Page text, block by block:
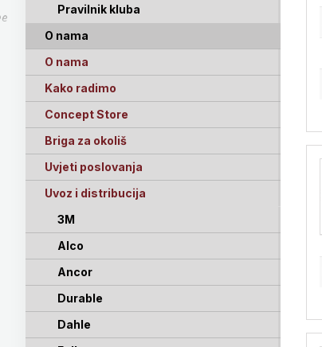
Pravilnik kluba
O nama
O nama
Kako radimo
Concept Store
Briga za okoliš
Uvjeti poslovanja
Uvoz i distribucija
3M
Alco
Ancor
Durable
Dahle